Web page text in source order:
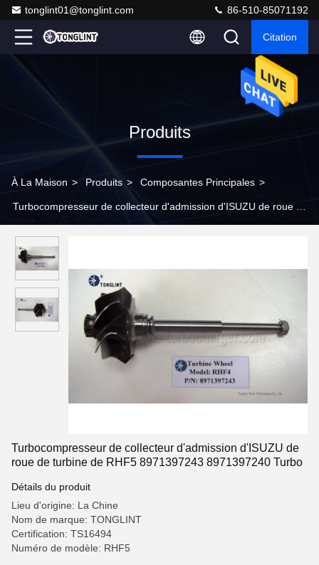
tonglint01@tonglint.com 86-510-85071192
Citation
Produits
À La Maison > Produits > Composantes Principales >
Turbocompresseur de collecteur d'admission d'ISUZU de roue de
Turbocompresseur de collecteur d'admission d'ISUZU de
roue de turbine de RHF5 8971397243 8971397240 Turbo
Détails du produit
Lieu d'origine: La Chine
Nom de marque: TONGLINT
Certification: TS16494
Numéro de modèle: RHF5